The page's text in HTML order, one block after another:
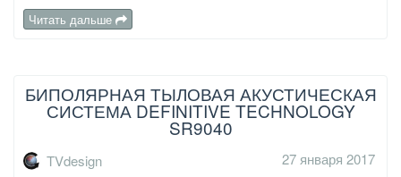
Читать дальше
БИПОЛЯРНАЯ ТЫЛОВАЯ АКУСТИЧЕСКАЯ
СИСТЕМА DEFINITIVE TECHNOLOGY
SR9040
TVdesign 27 января 2017